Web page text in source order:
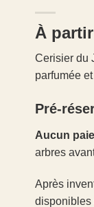
À
Cerisier du
parfumée
Pré-
Aucun
arbres
Après
disponibles